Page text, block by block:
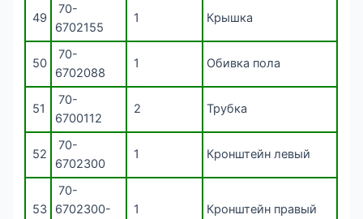
49
70-
6702155
1 Крышка
50
70-
6702088
1 Обивка пола
51
70-
6700112
2 Трубка
52
70-
6702300
1 Кронштейн левый
53
70-
6702300-
1 Кронштейн правый